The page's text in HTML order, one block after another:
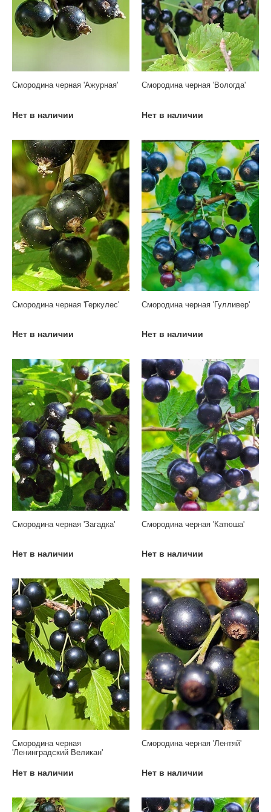
Смородина черная 'Ажурная'
Нет в наличии
Смородина черная 'Вологда'
Нет в наличии
Смородина черная 'Геркулес'
Нет в наличии
Смородина черная 'Гулливер'
Нет в наличии
Смородина черная 'Загадка'
Нет в наличии
Смородина черная 'Катюша'
Нет в наличии
Смородина черная
'Ленинградский Великан'
Нет в наличии
Смородина черная 'Лентяй'
Нет в наличии